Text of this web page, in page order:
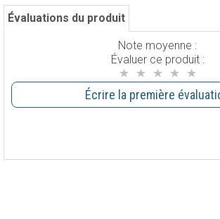
Évaluations du produit
Note moyenne :
Évaluer ce produit :
Écrire la première